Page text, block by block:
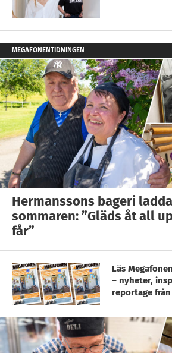
MEGAFONENTIDNINGEN
Hermanssons bageri
sommaren: ”Gläds åt all
får”
Läs
– nyheter,
reportage